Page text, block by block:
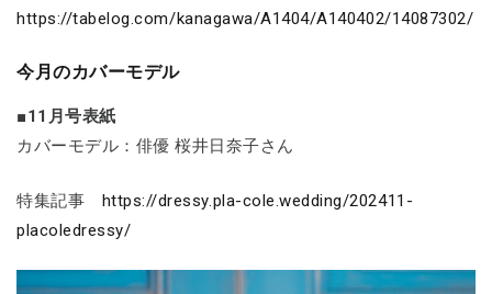
https://tabelog.com/kanagawa/A1404/A140402/14087302/
今月のカバーモデル
■11月号表紙
カバーモデル：俳優 桜井日奈子さん
特集記事 https://dressy.pla-cole.wedding/202411-
placoledressy/